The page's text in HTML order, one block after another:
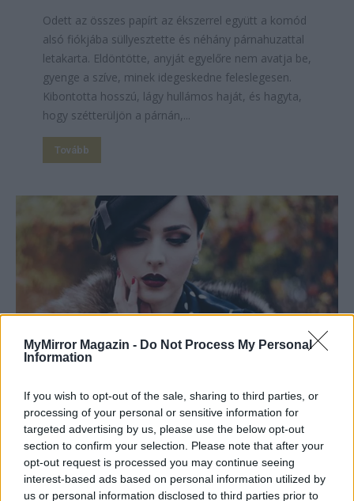
MyMirror Magazin - Do Not Process My Personal
Information
If you wish to opt-out of the sale, sharing to third parties, or
processing of your personal or sensitive information for
targeted advertising by us, please use the below opt-out
section to confirm your selection. Please note that after your
opt-out request is processed you may continue seeing
interest-based ads based on personal information utilized by
us or personal information disclosed to third parties prior to
Odett az összes papírt az ékszerrel együtt a komód
alsó fiókjába süllyesztette és néhány párnahuzattal
letakarta. Eldöntötte, anyját egyelőre nem avatja be,
gyenge a szíve, minek idegeskedne feleslegesen.
Kibontotta hosszú, lágy hullámos haját, és hagyta,
hogy szétterüljön a párnán,...
Tovább
Imre Hilda
"Ahogy lassan mindenki elköszönt, Odett kikísérte
Miklóst. Odabújt hozzá és erős karjai között csak
egy dolog járt eszében: remélte, hogy ő sokkal
jobban választ, mint az anyja. De erre senki nem